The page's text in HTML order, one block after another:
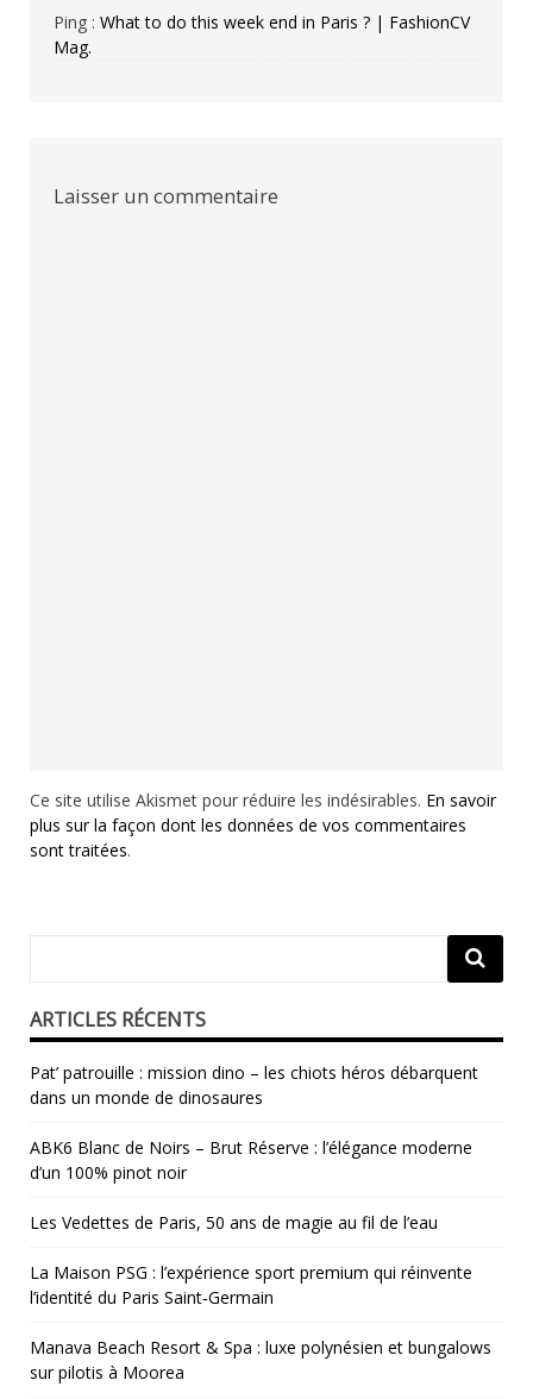
Ping : What to do this week end in Paris ? | FashionCV
Mag.
Laisser un commentaire
Ce site utilise Akismet pour réduire les indésirables. En savoir
plus sur la façon dont les données de vos commentaires
sont traitées.
ARTICLES RÉCENTS
Pat’ patrouille : mission dino – les chiots héros débarquent
dans un monde de dinosaures
ABK6 Blanc de Noirs – Brut Réserve : l’élégance moderne
d’un 100% pinot noir
Les Vedettes de Paris, 50 ans de magie au fil de l’eau
La Maison PSG : l’expérience sport premium qui réinvente
l’identité du Paris Saint‑Germain
Manava Beach Resort & Spa : luxe polynésien et bungalows
sur pilotis à Moorea